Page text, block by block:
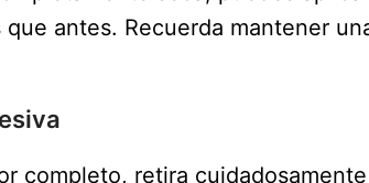
antes. Recuerda mantener
completo, retira